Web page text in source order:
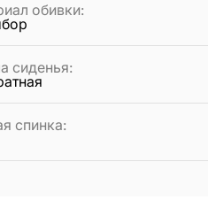
обивки:
сиденья:
спинка: